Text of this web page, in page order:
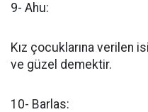
9- Ahu:
Kız çocuklarına verilen
ve güzel demektir.
10- Barlas: